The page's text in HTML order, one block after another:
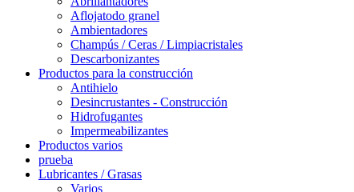
Aflojatodo granel
Ambientadores
Champús / Ceras / Limpiacristales
Descarbonizantes
Productos para la construcción
Antihielo
Desincrustantes - Construcción
Hidrofugantes
Impermeabilizantes
Productos varios
prueba
Lubricantes / Grasas
Varios